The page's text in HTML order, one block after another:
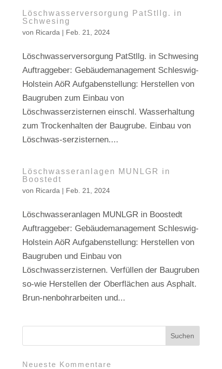
Löschwasserversorgung PatStllg. in
Schwesing
von Ricarda | Feb. 21, 2024
Löschwasserversorgung PatStllg. in Schwesing
Auftraggeber: Gebäudemanagement Schleswig-
Holstein AöR Aufgabenstellung: Herstellen von
Baugruben zum Einbau von
Löschwasserzisternen einschl. Wasserhaltung
zum Trockenhalten der Baugrube. Einbau von
Löschwas-serzisternen....
Löschwasseranlagen MUNLGR in
Boostedt
von Ricarda | Feb. 21, 2024
Löschwasseranlagen MUNLGR in Boostedt
Auftraggeber: Gebäudemanagement Schleswig-
Holstein AöR Aufgabenstellung: Herstellen von
Baugruben und Einbau von
Löschwasserzisternen. Verfüllen der Baugruben
so-wie Herstellen der Oberflächen aus Asphalt.
Brun-nenbohrarbeiten und...
Neueste Kommentare